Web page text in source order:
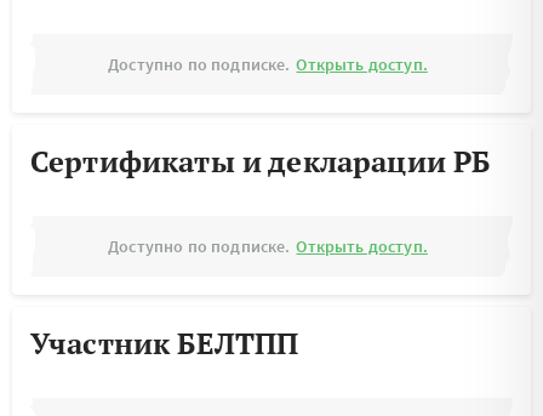
Доступно по подписке. Открыть доступ.
Сертификаты и декларации РБ
Доступно по подписке. Открыть доступ.
Участник БЕЛТПП